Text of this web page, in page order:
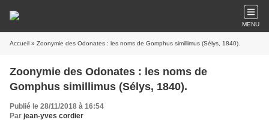
MENU
Accueil » Zoonymie des Odonates : les noms de Gomphus simillimus (Sélys, 1840).
Zoonymie des Odonates : les noms de
Gomphus simillimus (Sélys, 1840).
Publié le 28/11/2018 à 16:54
Par jean-yves cordier